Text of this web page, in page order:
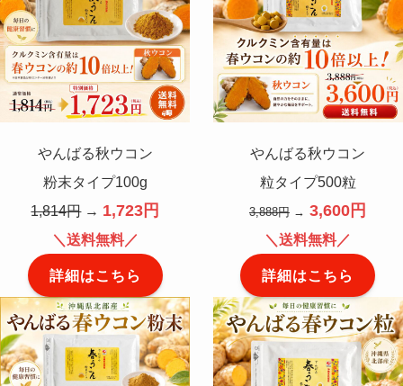
やんばる秋ウコン
粉末タイプ100g
1,814円→ 1,723円
＼送料無料／
詳細はこちら
やんばる秋ウコン
粒タイプ500粒
3,888円 → 3,600円
＼送料無料／
詳細はこちら